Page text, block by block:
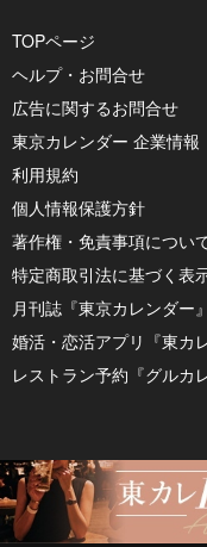
TOPページ
ヘルプ・お問合せ
広告に関するお問合せ
東京カレンダー 企業情報
利用規約
個人情報保護方針
著作権・免責事項につい
特定商取引法に基づく表
月刊誌『東京カレンダー』
婚活・恋活アプリ『東カ
レストラン予約『グルカ